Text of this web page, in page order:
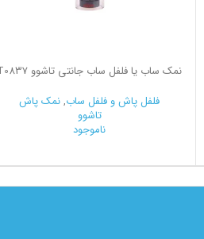
نمک ساب یا فلفل ساب جانتی تاشوو T0837
فلفل پاش و فلفل ساب,نمک پاش
تاشوو
ناموجود